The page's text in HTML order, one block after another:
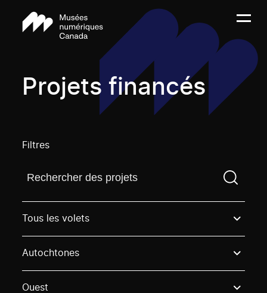
Projets financés
Filtres
Trouvez un projetVous devez saisir un terme de
Tous les volets
Autochtones
Ouest